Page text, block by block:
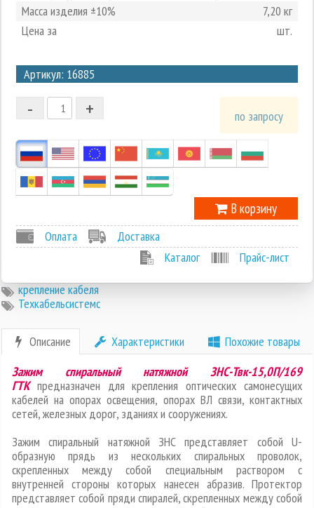
Масса изделия ±10%
7,20 кг
Цена за
шт.
Артикул: 16885
2
1
-1
+
- по запросу
В корзину
Оплата
Доставка
Каталог
Прайс-лист
крепление кабеля
Техкабельсистемс
Описание Характеристики
Похожие товары
Зажим спиральный натяжной ЗНС-Твк-15,0П/169
ГТКпредназначен для крепления оптических самонесущих
кабелей на опорах освещения, опорах ВЛ связи, контактных
сетей, железных дорог, зданиях и сооружениях.
Зажим спиральный натяжной ЗНС представляет собой U-
образную прядь из нескольких спиральных проволок,
скрепленных между собой специальным раствором с
внутренней стороны которых нанесен абразив. Протектор
представляет собой пряди спиралей, скрепленных между собой